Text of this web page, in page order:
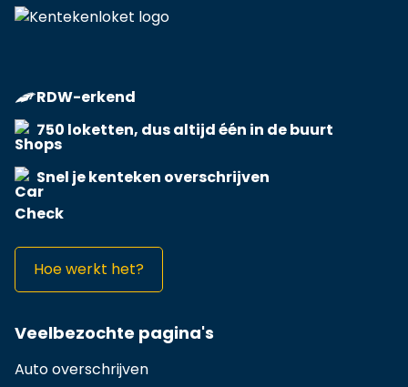
RDW-erkend
750 loketten, dus altijd één in de buurt
Snel je kenteken overschrijven
Hoe werkt het?
Veelbezochte pagina's
Auto overschrijven